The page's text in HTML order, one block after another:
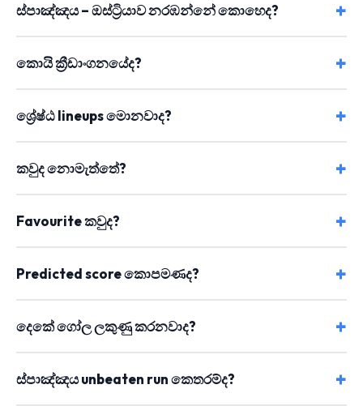
ස්පාඤ්ඤය – ඔස්ට්‍රියාව නරඹන්නේ කොහෙද?
කොයි ක්‍රීඩාංගනයේද?
ශ්‍රේෂ්ඨ lineups මොනවාද?
කවුද නොමැත්තේ?
Favourite කවුද?
Predicted score කොපමණද?
දෙකේ ගෝල ලකුණු කරනවාද?
ස්පාඤ්ඤය unbeaten run කෙතරම්ද?